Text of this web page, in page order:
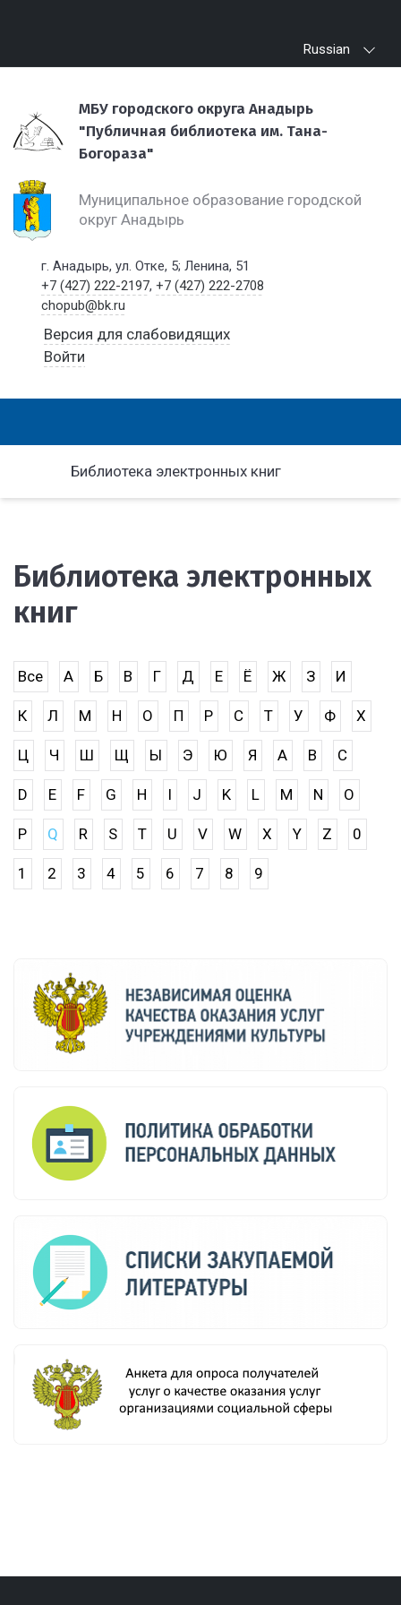
Russian
МБУ городского округа Анадырь
"Публичная библиотека им. Тана-
Богораза"
Муниципальное образование городской
округ Анадырь
г. Анадырь, ул. Отке, 5; Ленина, 51
+7 (427) 222-2197,+7 (427) 222-2708
chopub@bk.ru
Версия для слабовидящих
Войти
Библиотека электронных книг
Библиотека электронных
книг
Все А Б В Г Д Е Ё Ж З И
К Л М Н О П Р С Т У Ф Х
Ц Ч Ш Щ Ы Э Ю Я A B C
D E F G H I J K L M N O
P Q R S T U V W X Y Z 0
1 2 3 4 5 6 7 8 9